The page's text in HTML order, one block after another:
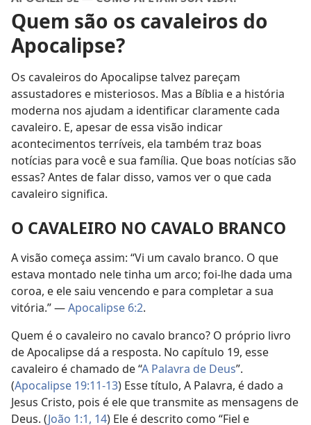
Quem são os cavaleiros do
Apocalipse?
Os cavaleiros do Apocalipse talvez pareçam
assustadores e misteriosos. Mas a Bíblia e a história
moderna nos ajudam a identificar claramente cada
cavaleiro. E, apesar de essa visão indicar
acontecimentos terríveis, ela também traz boas
notícias para você e sua família. Que boas notícias são
essas? Antes de falar disso, vamos ver o que cada
cavaleiro significa.
O CAVALEIRO NO CAVALO BRANCO
A visão começa assim: “Vi um cavalo branco. O que
estava montado nele tinha um arco; foi-lhe dada uma
coroa, e ele saiu vencendo e para completar a sua
vitória.” —Apocalipse 6:2.
Quem é o cavaleiro no cavalo branco? O próprio livro
de Apocalipse dá a resposta. No capítulo 19, esse
cavaleiro é chamado de “A Palavra de Deus”.
(Apocalipse 19:11-13) Esse título, A Palavra, é dado a
Jesus Cristo, pois é ele que transmite as mensagens de
Deus. (João 1:1, 14) Ele é descrito como “Fiel e